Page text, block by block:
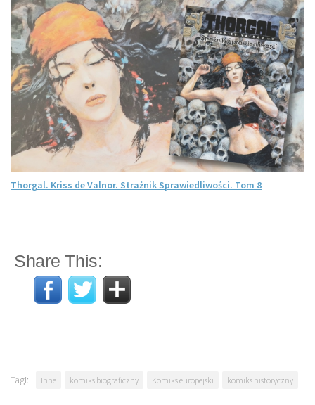
Thorgal. Kriss de Valnor. Strażnik Sprawiedliwości. Tom 8
Share This:
Tagi: Inne komiks biograficzny Komiks europejski komiks historyczny